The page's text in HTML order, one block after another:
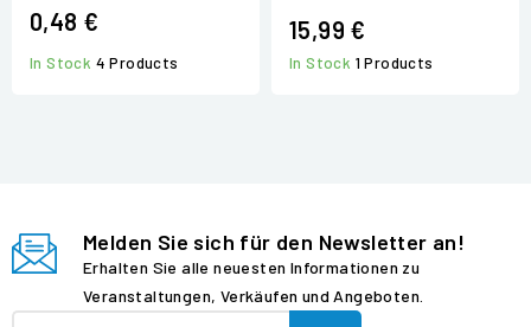
0,48 €
In Stock 4 Products
15,99 €
In Stock 1 Products
Melden Sie sich für den Newsletter an!
Erhalten Sie alle neuesten Informationen zu
Veranstaltungen, Verkäufen und Angeboten.